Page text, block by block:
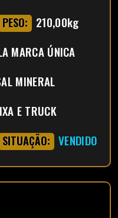
PESO: 210,00kg
MARCA ÚNICA
MINERAL
E TRUCK
SITUAÇÃO: VENDIDO